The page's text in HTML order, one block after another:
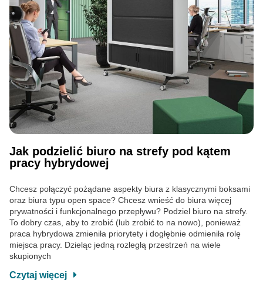
Jak podzielić biuro na strefy pod kątem
pracy hybrydowej
Chcesz połączyć pożądane aspekty biura z klasycznymi boksami
oraz biura typu open space? Chcesz wnieść do biura więcej
prywatności i funkcjonalnego przepływu? Podziel biuro na strefy.
To dobry czas, aby to zrobić (lub zrobić to na nowo), ponieważ
praca hybrydowa zmieniła priorytety i dogłębnie odmieniła rolę
miejsca pracy. Dzieląc jedną rozległą przestrzeń na wiele
skupionych
Czytaj więcej